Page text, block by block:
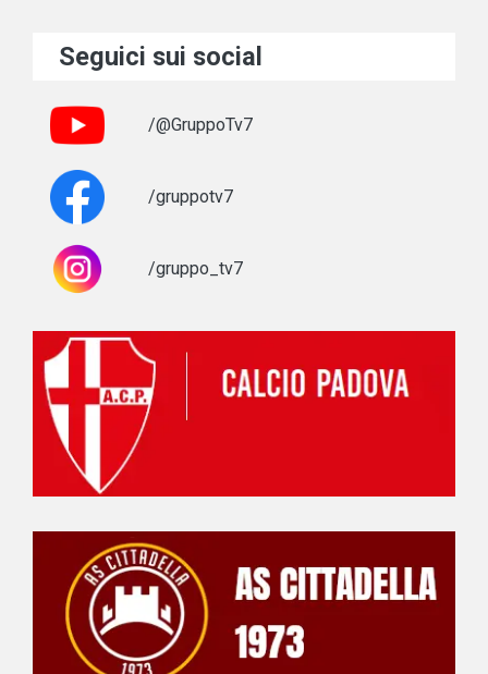
Seguici sui social
/@GruppoTv7
/gruppotv7
/gruppo_tv7